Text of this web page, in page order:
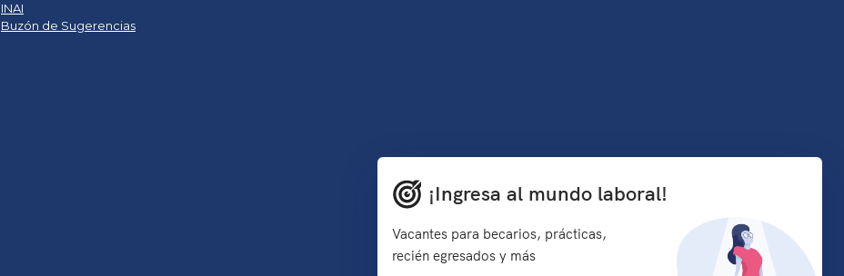
INAI
Buzón de Sugerencias
¡Ingresa al mundo laboral!
Vacantes para becarios, prácticas,
recién egresados y más